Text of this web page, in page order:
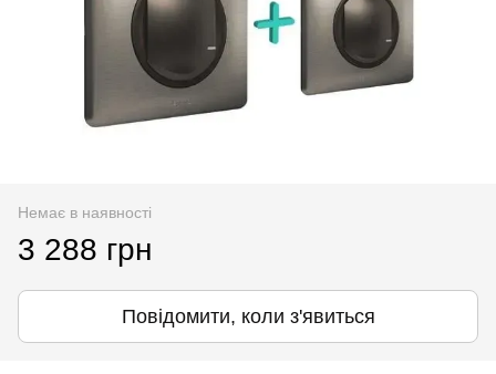
Немає в наявності
3 288 грн
Повідомити, коли з'явиться